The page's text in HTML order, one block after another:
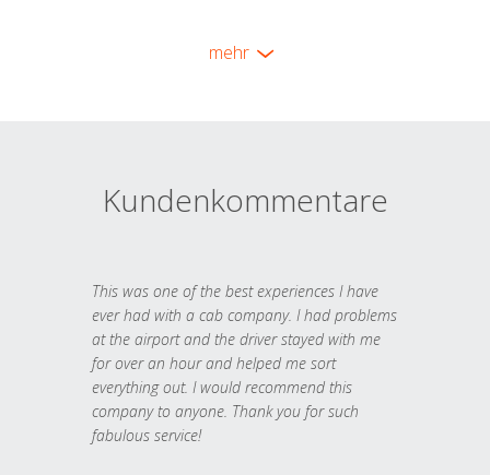
mehr
Kundenkommentare
This was one of the best experiences I have
ever had with a cab company. I had problems
at the airport and the driver stayed with me
for over an hour and helped me sort
everything out. I would recommend this
company to anyone. Thank you for such
fabulous service!